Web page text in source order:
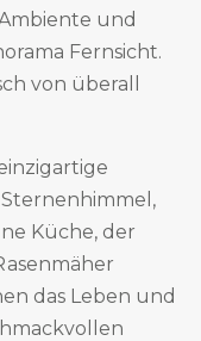
und
Fernsicht.
von überall
Küche, der
das Leben und